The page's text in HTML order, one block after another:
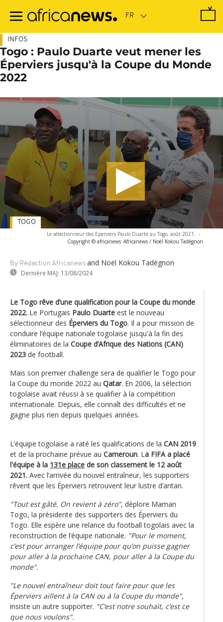
contenu
INFOS
Togo : Paulo Duarte veut mener les
Éperviers jusqu'à la Coupe du Monde
2022
Le sélectionneur des Eperviers Paulo Duarte au Togo, août 2021. -
Copyright © africanews Africanews / Noël Kokou Tadégnon
By Rédaction Africanews and Noël Kokou Tadégnon
Dernière MAJ: 13/08/2024
TOGO
Le Togo rêve d’une qualification pour la Coupe du monde
2022. Le Portugais Paulo Duarte est le nouveau
sélectionneur des Éperviers du Togo. Il a pour mission de
conduire l’équipe nationale togolaise jusqu'à la fin des
éliminatoires de la Coupe d’Afrique des Nations (CAN)
2023 de football.
Mais son premier challenge sera de qualifier le Togo pour
la Coupe du monde 2022 au Qatar. En 2006, la sélection
togolaise avait réussi à se qualifier à la compétition
internationale. Depuis, elle connaît des difficultés et ne
gagne plus rien depuis quelques années.
L’équipe togolaise a raté les qualifications de la CAN 2019
et de la prochaine prévue au Cameroun. La FIFA a placé
l'équipe à la 131e place de son classement le 12 août
2021. Avec l’arrivée du nouvel entraîneur, les supporters
rêvent que les Éperviers retrouvent leur lustre d’antan.
"Tout est gâté. On revient à zéro", déplore Maman
Togo, la présidente des supporters des Éperviers du
Togo. Elle espère une relance du football togolais avec la
reconstruction de l’équipe nationale. "Pour le moment,
c’est pour arranger l’équipe pour qu’on puisse gagner
pour aller à la prochaine CAN, pour aller à la Coupe du
monde".
"Le nouvel entraîneur doit tout faire pour que les
Éperviers aillent à la CAN ou à la Coupe du monde",
insiste un autre supporter. "C’est notre souhait, c’est ce
que nous voulons".